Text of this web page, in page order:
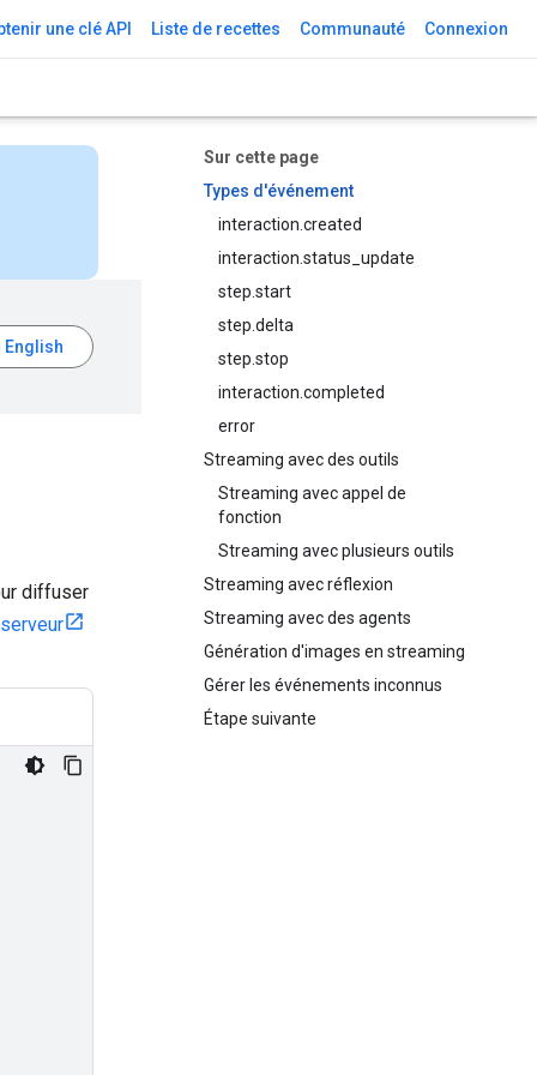
une clé API Liste de recettes Communauté Connexion
Sur cette page
Types d'événement
interaction.created
interaction.status_update
step.start
step.delta
step.stop
interaction.completed
error
Streaming avec des outils
Streaming avec appel de
fonction
Streaming avec plusieurs outils
Streaming avec réflexion
Streaming avec des agents
Génération d'images en streaming
Gérer les événements inconnus
Étape suivante
diffuser